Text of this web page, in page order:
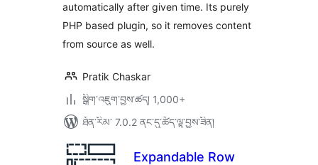
automatically after given time. Its purely
PHP based plugin, so it removes content
from source as well.
Pratik Chaskar
སྒྲིག་འཇུག་བྱས་ཚད། 1,000+
ཐོན་རིམ་ 7.0.2 ནང་དུ་ཚོད་ལྟ་བྱས་ཟིན།
Expandable Row